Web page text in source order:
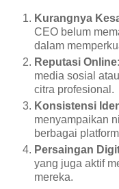
Kurangnya
CEO belum
dalam
Reputasi Online:
media sosial
citra profesional.
Konsistensi
menyampaikan
berbagai
Persaingan
yang juga aktif
mereka.